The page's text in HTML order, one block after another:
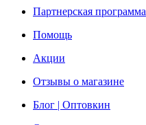
Партнерская программа
Помощь
Акции
Отзывы о магазине
Блог | Оптовкин